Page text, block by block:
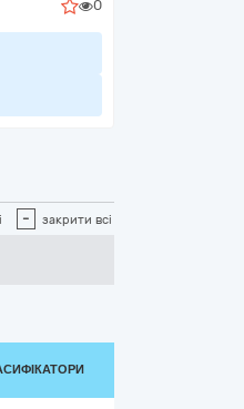
0
- закрити всі